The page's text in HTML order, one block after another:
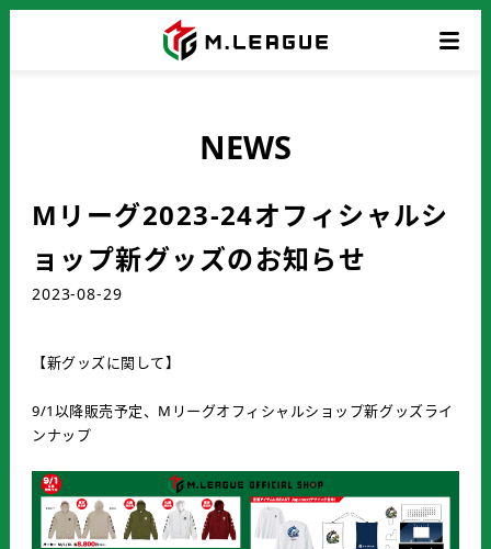
NEWS
Mリーグ2023-24オフィシャルシ
ョップ新グッズのお知らせ
2023-08-29
【新グッズに関して】
9/1以降販売予定、Mリーグオフィシャルショップ新グッズライ
ンナップ